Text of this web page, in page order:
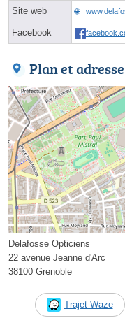
Site web
Facebook
Plan et adresse
Delafosse Opticiens
22 avenue Jeanne d'Arc
38100 Grenoble
Trajet Waze